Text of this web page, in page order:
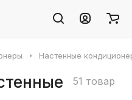
Настенные
51 товар